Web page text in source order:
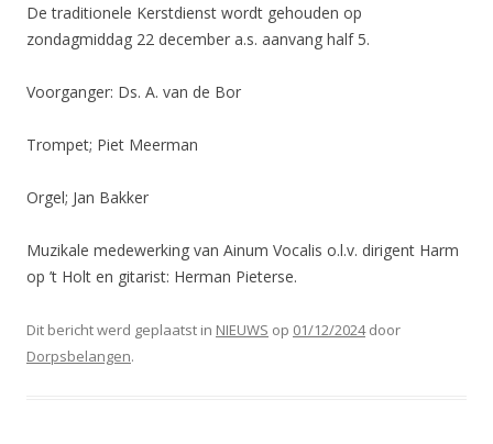
De traditionele Kerstdienst wordt gehouden op
zondagmiddag 22 december a.s. aanvang half 5.
Voorganger: Ds. A. van de Bor
Trompet; Piet Meerman
Orgel; Jan Bakker
Muzikale medewerking van Ainum Vocalis o.l.v. dirigent Harm
op ’t Holt en gitarist: Herman Pieterse.
Dit bericht werd geplaatst in NIEUWS op 01/12/2024door
Dorpsbelangen.